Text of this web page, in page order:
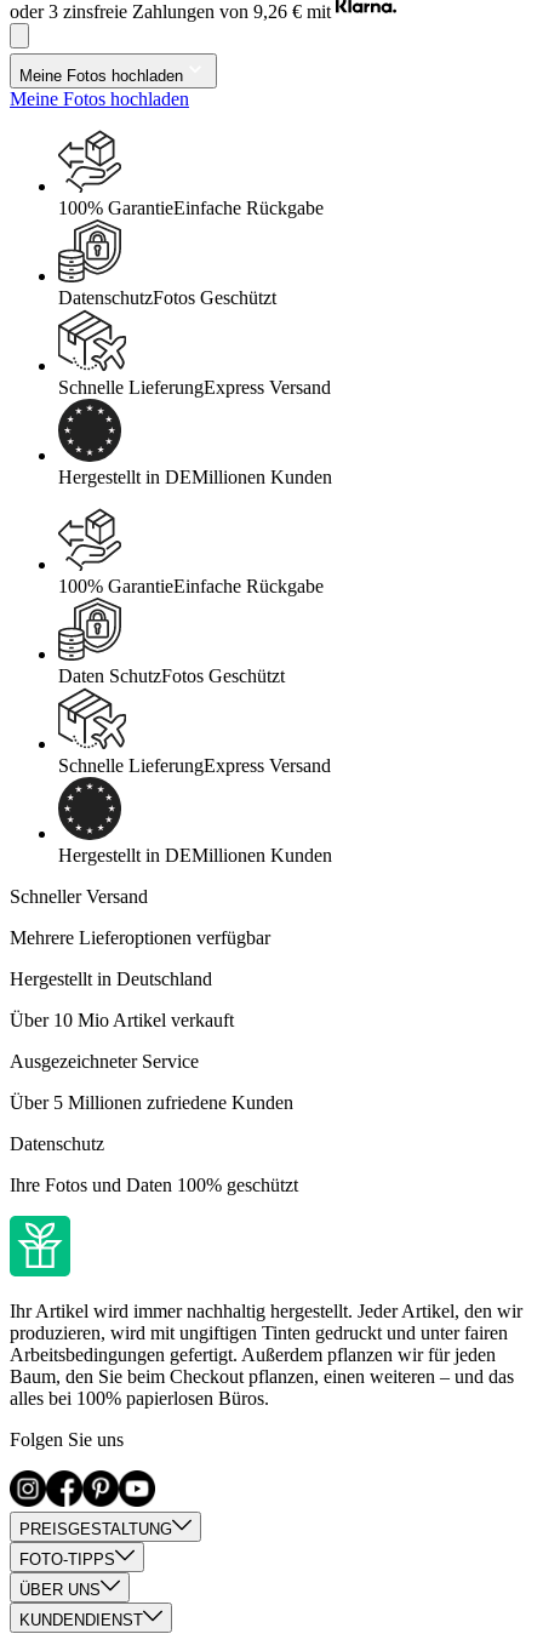
oder 3 zinsfreie Zahlungen von 9,26 € mit
Meine Fotos hochladen
Meine Fotos hochladen
100% GarantieEinfache Rückgabe
DatenschutzFotos Geschützt
Schnelle LieferungExpress Versand
Hergestellt in DEMillionen Kunden
100% GarantieEinfache Rückgabe
Daten SchutzFotos Geschützt
Schnelle LieferungExpress Versand
Hergestellt in DEMillionen Kunden
Schneller Versand
Mehrere Lieferoptionen verfügbar
Hergestellt in Deutschland
Über 10 Mio Artikel verkauft
Ausgezeichneter Service
Über 5 Millionen zufriedene Kunden
Datenschutz
Ihre Fotos und Daten 100% geschützt
Ihr Artikel wird immer nachhaltig hergestellt. Jeder Artikel, den wir
produzieren, wird mit ungiftigen Tinten gedruckt und unter fairen
Arbeitsbedingungen gefertigt. Außerdem pflanzen wir für jeden
Baum, den Sie beim Checkout pflanzen, einen weiteren – und das
alles bei 100% papierlosen Büros.
Folgen Sie uns
PREISGESTALTUNG
FOTO-TIPPS
ÜBER UNS
KUNDENDIENST